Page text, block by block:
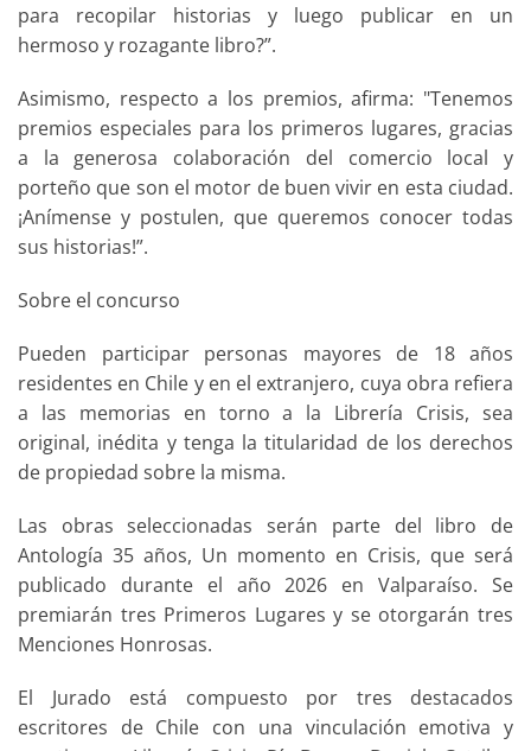
para recopilar historias y luego publicar en un
hermoso y rozagante libro?”.
Asimismo, respecto a los premios, afirma: "Tenemos
premios especiales para los primeros lugares, gracias
a la generosa colaboración del comercio local y
porteño que son el motor de buen vivir en esta ciudad.
¡Anímense y postulen, que queremos conocer todas
sus historias!”.
Sobre el concurso
Pueden participar personas mayores de 18 años
residentes en Chile y en el extranjero, cuya obra refiera
a las memorias en torno a la Librería Crisis, sea
original, inédita y tenga la titularidad de los derechos
de propiedad sobre la misma.
Las obras seleccionadas serán parte del libro de
Antología 35 años, Un momento en Crisis, que será
publicado durante el año 2026 en Valparaíso. Se
premiarán tres Primeros Lugares y se otorgarán tres
Menciones Honrosas.
El Jurado está compuesto por tres destacados
escritores de Chile con una vinculación emotiva y